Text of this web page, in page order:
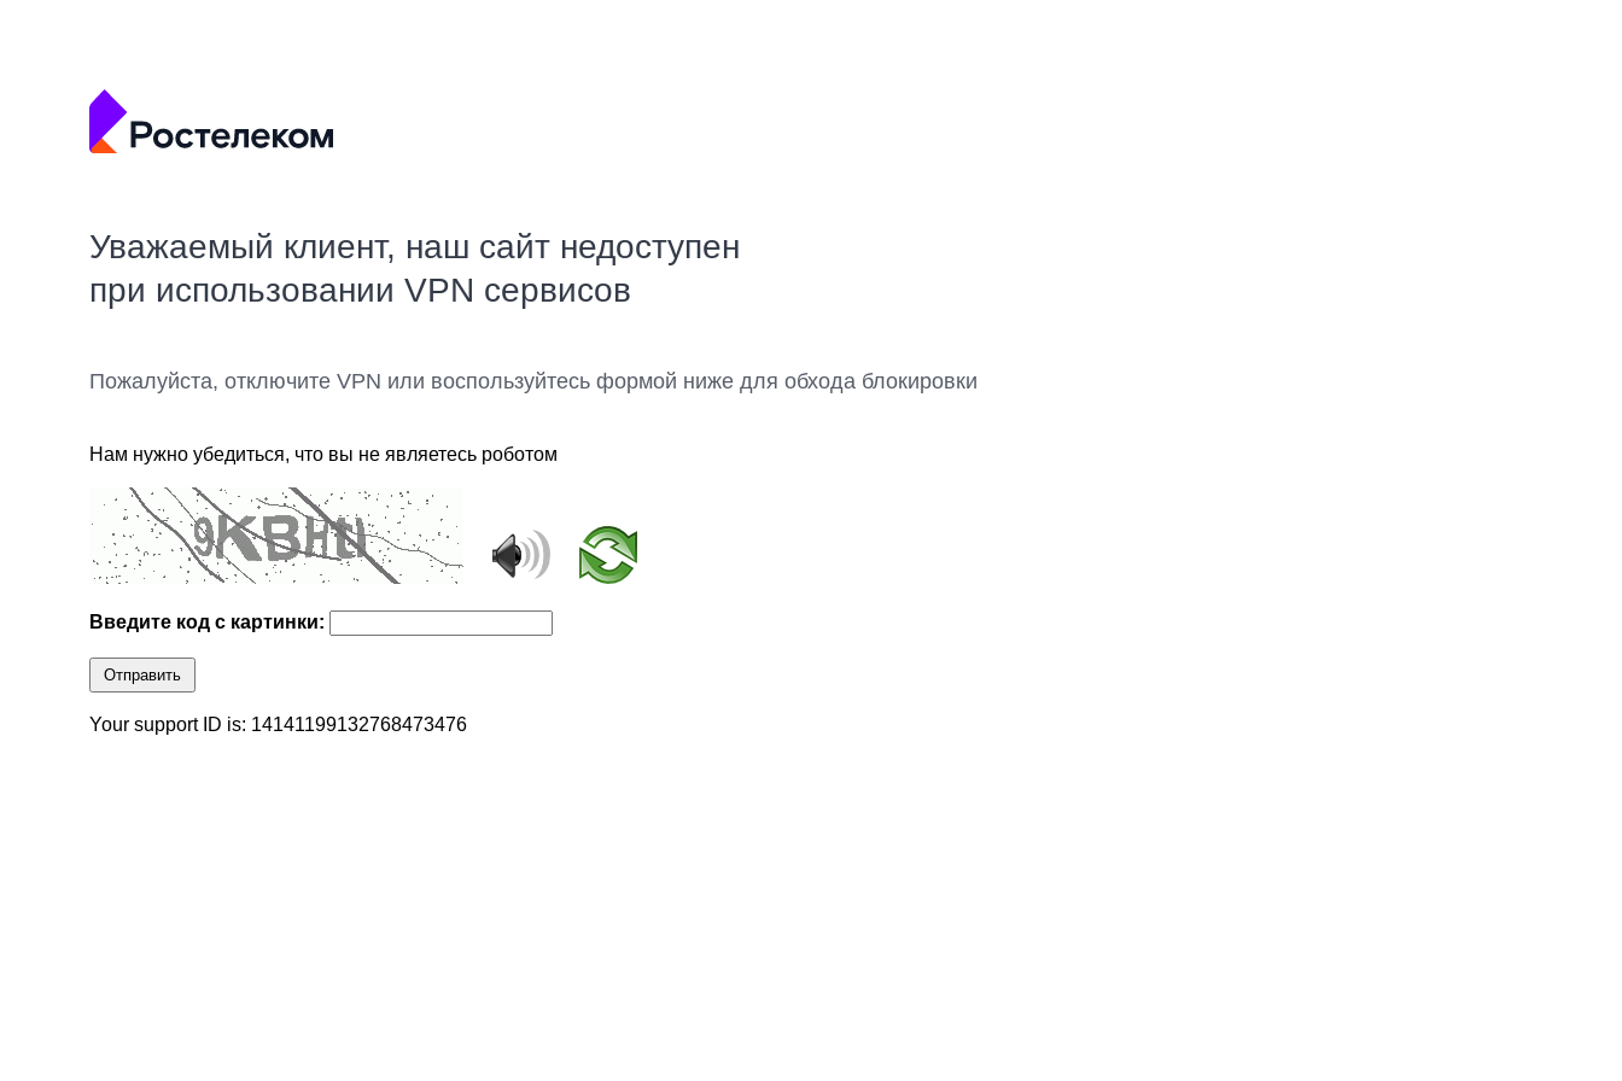
Уважаемый клиент, наш сайт недоступен
при использовании VPN сервисов
Пожалуйста, отключите VPN или воспользуйтесь формой ниже для обхода блокировки
Нам нужно убедиться, что вы не являетесь роботом
Введите код с картинки:
Отправить
Your support ID is: 14141199132768473476